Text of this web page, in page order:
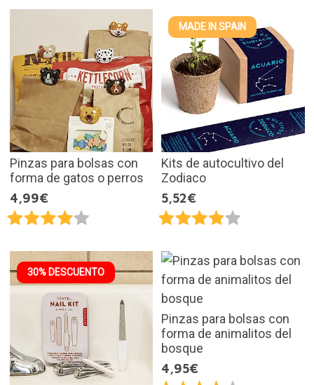
Pinzas para bolsas con
forma de gatos o perros
4,99€
MADE IN SPAIN
Kits de autocultivo del
Zodiaco
5,52€
30% DESCUENTO
Pinzas para bolsas con
forma de animalitos del
bosque
4,95€